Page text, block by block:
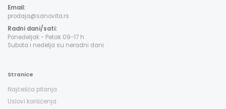
Email:
prodaja@sanovita.rs
Radni dani/sati:
Ponedeljak - Petak 09-17 h
Subota i nedelja su neradni dani
Stranice
Najčešća pitanja
Uslovi korišćenja